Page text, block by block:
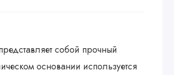
собой прочный
основании используется